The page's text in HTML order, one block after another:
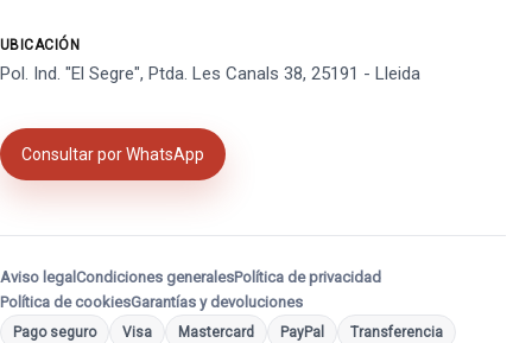
UBICACIÓN
Pol. Ind. "El Segre", Ptda. Les Canals 38, 25191 - Lleida
Consultar por WhatsApp
Aviso legal Condiciones generalesPolítica de privacidad
Política de cookiesGarantías y devoluciones
Pago seguro Visa Mastercard PayPal Transferencia